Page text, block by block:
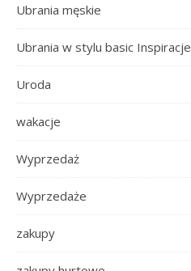
Ubrania męskie
Ubrania w stylu basic Inspiracje
Uroda
wakacje
Wyprzedaż
Wyprzedaże
zakupy